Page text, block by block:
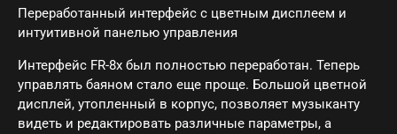
Переработанный интерфейс с цветным дисплеем и
интуитивной панелью управления
Интерфейс FR-8x был полностью переработан. Теперь
управлять баяном стало еще проще. Большой цветной
дисплей, утопленный в корпус, позволяет музыканту
видеть и редактировать различные параметры, а